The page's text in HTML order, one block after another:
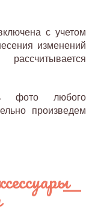
с учетом
изменений
фото любого
произведем